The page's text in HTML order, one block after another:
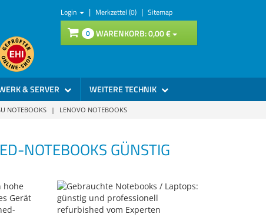
Login | Merkzettel (0) | Sitemap
0 WARENKORB:0,00€
& SERVER WEITERE TECHNIK
NOTEBOOKS | LENOVO NOTEBOOKS
NOTEBOOKS GÜNSTIG
hohe
Gerät